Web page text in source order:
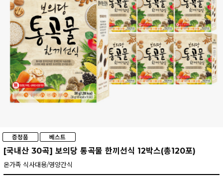
[국내산 30곡] 보의당 통곡물 한끼선식 12박스(총120포)
온가족 식사대용/영양간식